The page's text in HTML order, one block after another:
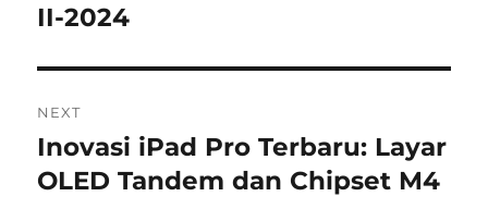
II-2024
NEXT
Next
post:
Inovasi iPad Pro Terbaru: Layar
OLED Tandem dan Chipset M4